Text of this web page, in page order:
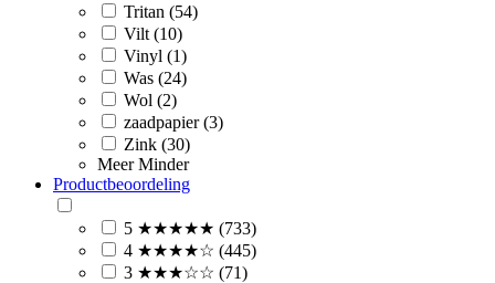
Tritan (54)
Vilt (10)
Vinyl (1)
Was (24)
Wol (2)
zaadpapier (3)
Zink (30)
Meer Minder
Productbeoordeling
5 ★★★★★ (733)
4 ★★★★☆ (445)
3 ★★★☆☆ (71)